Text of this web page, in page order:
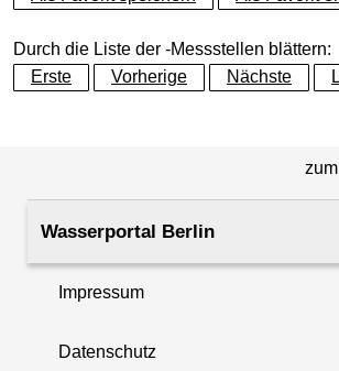
−
Durch die Liste der -Messstellen blättern:
Erste
Vorherige Nächste
Wasserportal Berlin
Impressum
Datenschutz